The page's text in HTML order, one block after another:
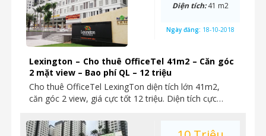
Lexington – Cho thuê OfficeTel 41m2 – Căn góc
2 mặt view – Bao phí QL – 12 triệu
Cho thuê OfficeTel LexingTon diện tích lớn 41m2,
căn góc 2 view, giá cực tốt 12 triệu. Diện tích cực…
Diện tích:41 m2
Ngày đăng: 18-10-2018